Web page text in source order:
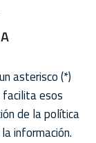
asterisco (*)
facilita esos
de la política
información.